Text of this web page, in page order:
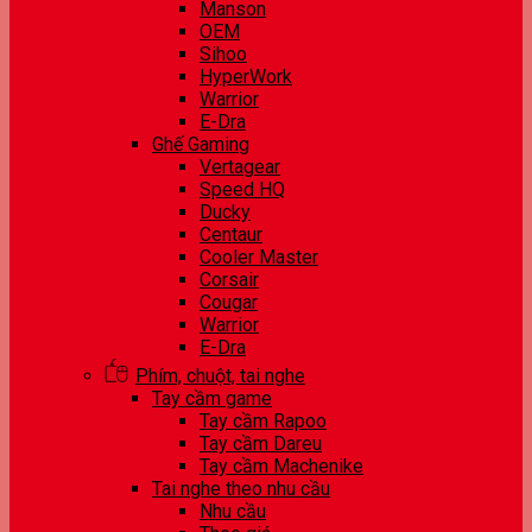
Manson
OEM
Sihoo
HyperWork
Warrior
E-Dra
Ghế Gaming
Vertagear
Speed HQ
Ducky
Centaur
Cooler Master
Corsair
Cougar
Warrior
E-Dra
Phím, chuột, tai nghe
Tay cầm game
Tay cầm Rapoo
Tay cầm Dareu
Tay cầm Machenike
Tai nghe theo nhu cầu
Nhu cầu